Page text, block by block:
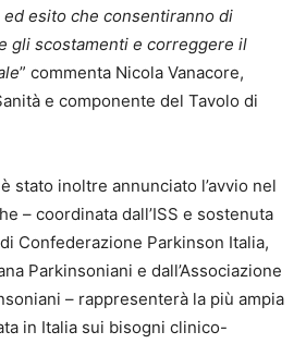
esito che consentiranno di
gli scostamenti e correggere il
” commenta Nicola Vanacore,
e componente del Tavolo di
stato inoltre annunciato l’avvio nel
– coordinata dall’ISS e sostenuta
Confederazione Parkinson Italia,
Parkinsoniani e dall’Associazione
– rappresenterà la più ampia
in Italia sui bisogni clinico-